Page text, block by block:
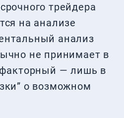
трейдера
на анализе
анализ
не принимает в
факторный — лишь в
о возможном